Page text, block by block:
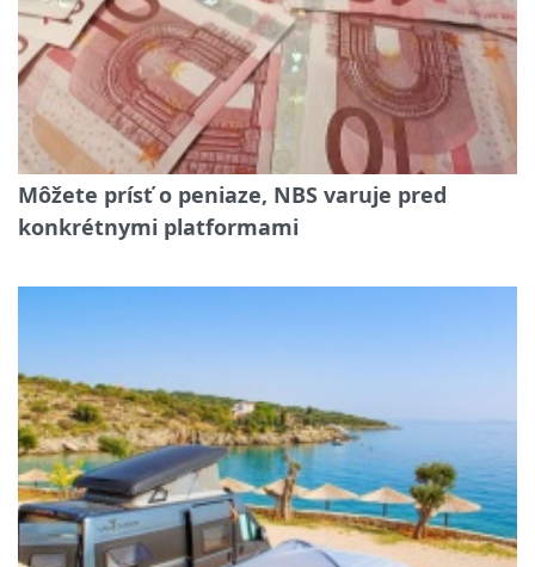
Môžete prísť o peniaze, NBS varuje pred
konkrétnymi platformami